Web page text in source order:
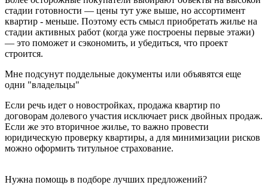
стадии готовности — цены тут уже выше, но ассортимент
квартир - меньше. Поэтому есть смысл приобретать жилье на
стадии активных работ (когда уже построены первые этажи)
— это поможет и сэкономить, и убедиться, что проект
строится.
Мне подсунут поддельные документы или объявятся еще
одни "владельцы"
Если речь идет о новостройках, продажа квартир по
договорам долевого участия исключает риск двойных продаж.
Если же это вторичное жилье, то важно провести
юридическую проверку квартиры, а для минимизации рисков
можно оформить титульное страхование.
Нужна помощь в подборе лучших предложений?